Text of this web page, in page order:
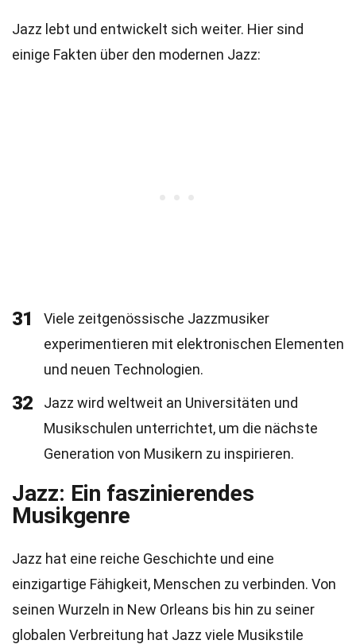
Jazz lebt und entwickelt sich weiter. Hier sind
einige Fakten über den modernen Jazz:
31
Viele zeitgenössische Jazzmusiker
experimentieren mit elektronischen Elementen
und neuen Technologien.
32
Jazz wird weltweit an Universitäten und
Musikschulen unterrichtet, um die nächste
Generation von Musikern zu inspirieren.
Jazz: Ein faszinierendes
Musikgenre
Jazz hat eine reiche Geschichte und eine
einzigartige Fähigkeit, Menschen zu verbinden. Von
seinen Wurzeln in New Orleans bis hin zu seiner
globalen Verbreitung hat Jazz viele Musikstile